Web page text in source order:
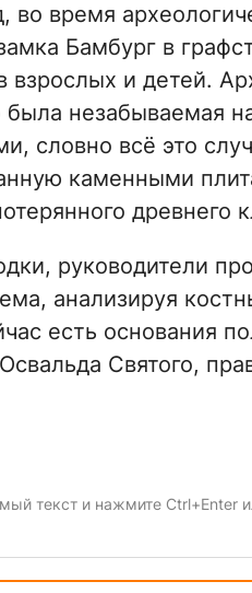
время
Бамбург в
и детей.
незабываемая
словно всё это
каменными
древнего
руководители
анализируя
есть основания
Святого,
текст и нажмите Ctrl+Enter